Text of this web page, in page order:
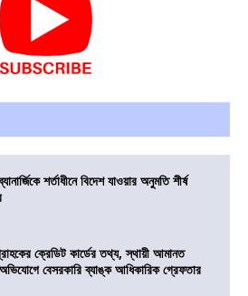
শর্তাধীনে বিদেশ যাওয়ার অনুমতি শীর্ষ
ক্রেডিট কার্ডের তথ্য, স্থায়ী আমানত
বেসরকারি ব্যাঙ্ক আধিকারিক গ্রেফতার